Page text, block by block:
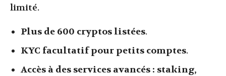
limité.
Plus de 600 cryptos listées.
KYC facultatif pour petits comptes.
Accès à des services avancés : staking,